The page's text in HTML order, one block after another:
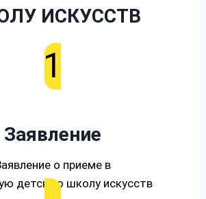
ИСКУССТВ
1
Заявление
о приеме в
детскую школу искусств